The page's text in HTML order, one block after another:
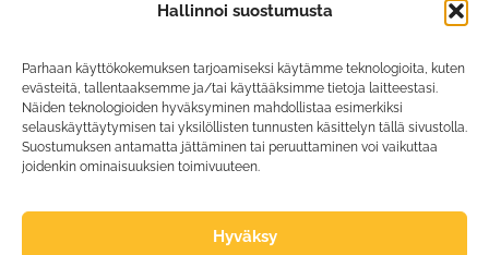
Hallinnoi suostumusta
Parhaan käyttökokemuksen tarjoamiseksi käytämme teknologioita, kuten
evästeitä, tallentaaksemme ja/tai käyttääksimme tietoja laitteestasi.
Näiden teknologioiden hyväksyminen mahdollistaa esimerkiksi
selauskäyttäytymisen tai yksilöllisten tunnusten käsittelyn tällä sivustolla.
Suostumuksen antamatta jättäminen tai peruuttaminen voi vaikuttaa
joidenkin ominaisuuksien toimivuuteen.
Hyväksy
Tutustu myös
tiedepuisto.fi
photonicscenter.fi